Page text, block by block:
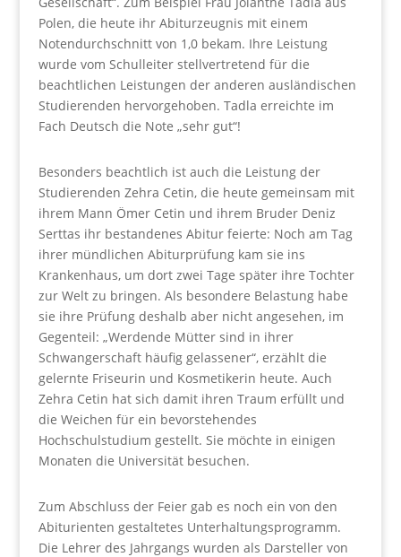
Polen, die heute ihr Abiturzeugnis mit einem
Notendurchschnitt von 1,0 bekam. Ihre Leistung
wurde vom Schulleiter stellvertretend für die
beachtlichen Leistungen der anderen ausländischen
Studierenden hervorgehoben. Tadla erreichte im
Fach Deutsch die Note „sehr gut“!
Besonders beachtlich ist auch die Leistung der
Studierenden Zehra Cetin, die heute gemeinsam mit
ihrem Mann Ömer Cetin und ihrem Bruder Deniz
Serttas ihr bestandenes Abitur feierte: Noch am Tag
ihrer mündlichen Abiturprüfung kam sie ins
Krankenhaus, um dort zwei Tage später ihre Tochter
zur Welt zu bringen. Als besondere Belastung habe
sie ihre Prüfung deshalb aber nicht angesehen, im
Gegenteil: „Werdende Mütter sind in ihrer
Schwangerschaft häufig gelassener“, erzählt die
gelernte Friseurin und Kosmetikerin heute. Auch
Zehra Cetin hat sich damit ihren Traum erfüllt und
die Weichen für ein bevorstehendes
Hochschulstudium gestellt. Sie möchte in einigen
Monaten die Universität besuchen.
Zum Abschluss der Feier gab es noch ein von den
Abiturienten gestaltetes Unterhaltungsprogramm.
Die Lehrer des Jahrgangs wurden als Darsteller von